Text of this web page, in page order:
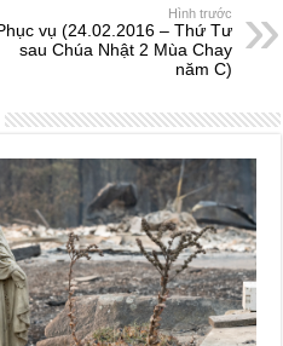
Hình trước
vụ (24.02.2016 – Thứ Tư
sau Chúa Nhật 2 Mùa Chay
năm C)